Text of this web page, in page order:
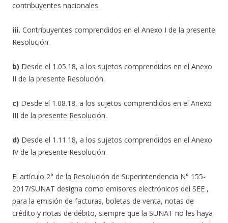
contribuyentes nacionales.
iii. Contribuyentes comprendidos en el Anexo I de la presente
Resolución.
b) Desde el 1.05.18, a los sujetos comprendidos en el Anexo
II de la presente Resolución.
c) Desde el 1.08.18, a los sujetos comprendidos en el Anexo
III de la presente Resolución.
d) Desde el 1.11.18, a los sujetos comprendidos en el Anexo
IV de la presente Resolución.
El artículo 2° de la Resolución de Superintendencia N° 155-
2017/SUNAT designa como emisores electrónicos del SEE ,
para la emisión de facturas, boletas de venta, notas de
crédito y notas de débito, siempre que la SUNAT no les haya